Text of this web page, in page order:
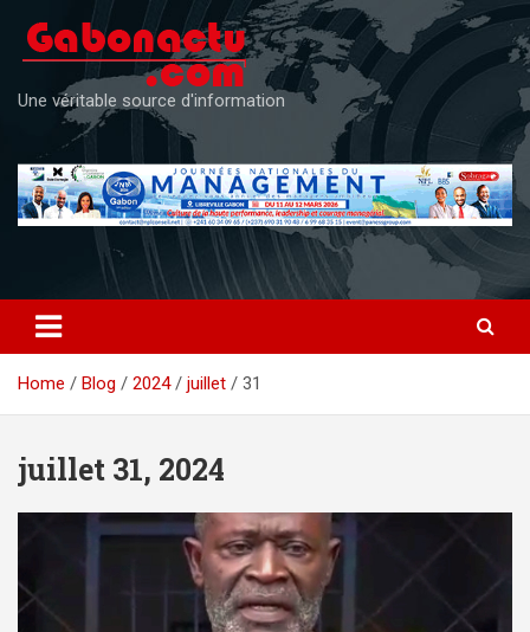
content
Une véritable source d'information
Home Blog 2024 juillet 31
juillet 31, 2024